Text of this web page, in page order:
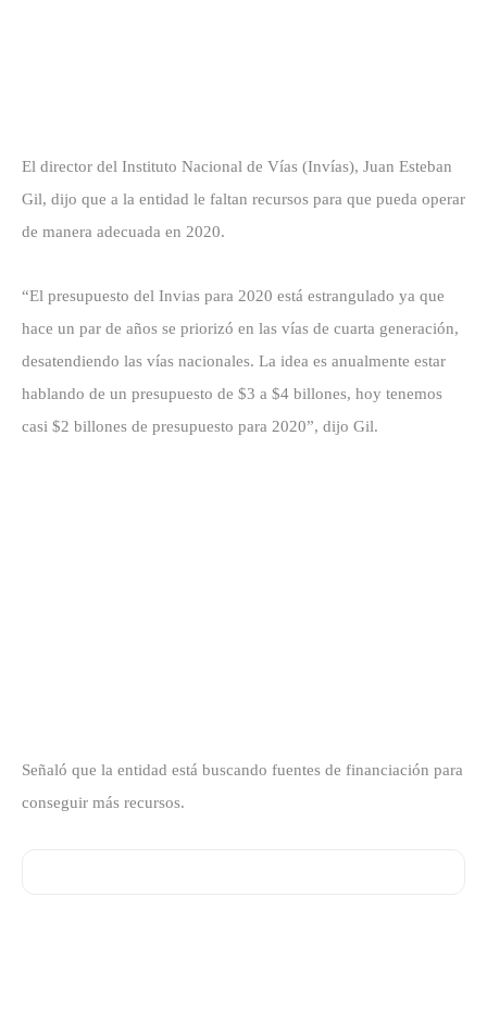
El director del Instituto Nacional de Vías (Invías), Juan Esteban
Gil, dijo que a la entidad le faltan recursos para que pueda operar
de manera adecuada en 2020.
“El presupuesto del Invias para 2020 está estrangulado ya que
hace un par de años se priorizó en las vías de cuarta generación,
desatendiendo las vías nacionales. La idea es anualmente estar
hablando de un presupuesto de $3 a $4 billones, hoy tenemos
casi $2 billones de presupuesto para 2020”, dijo Gil.
Señaló que la entidad está buscando fuentes de financiación para
conseguir más recursos.